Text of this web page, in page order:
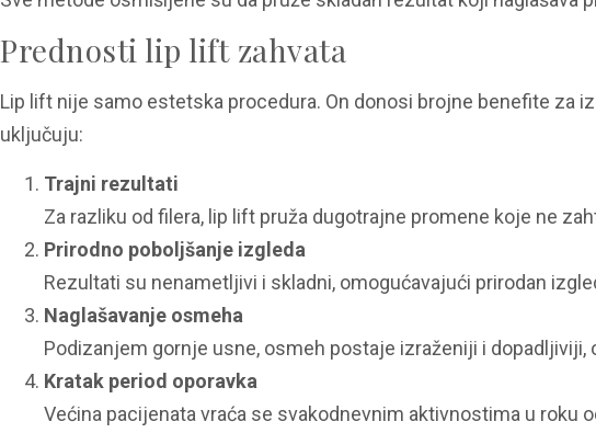
Prednosti lip lift zahvata
Lip lift nije samo estetska procedura. On donosi brojne benefite za
uključuju:
Trajni rezultati
Za razliku od filera, lip lift pruža dugotrajne promene koje ne
Prirodno poboljšanje izgleda
Rezultati su nenametljivi i skladni, omogućavajući prirodan
Naglašavanje osmeha
Podizanjem gornje usne, osmeh postaje izraženiji i dopadljiviji,
Kratak period oporavka
Većina pacijenata vraća se svakodnevnim aktivnostima u roku